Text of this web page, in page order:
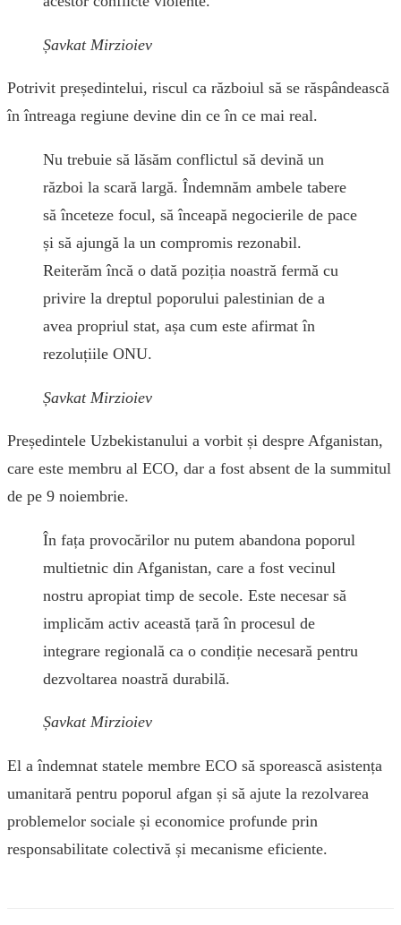
Șavkat Mirzioiev
Potrivit președintelui, riscul ca războiul să se răspândească
în întreaga regiune devine din ce în ce mai real.
Nu trebuie să lăsăm conflictul să devină un
război la scară largă. Îndemnăm ambele tabere
să înceteze focul, să înceapă negocierile de pace
și să ajungă la un compromis rezonabil.
Reiterăm încă o dată poziția noastră fermă cu
privire la dreptul poporului palestinian de a
avea propriul stat, așa cum este afirmat în
rezoluțiile ONU.
Șavkat Mirzioiev
Președintele Uzbekistanului a vorbit și despre Afganistan,
care este membru al ECO, dar a fost absent de la summitul
de pe 9 noiembrie.
În fața provocărilor nu putem abandona poporul
multietnic din Afganistan, care a fost vecinul
nostru apropiat timp de secole. Este necesar să
implicăm activ această țară în procesul de
integrare regională ca o condiție necesară pentru
dezvoltarea noastră durabilă.
Șavkat Mirzioiev
El a îndemnat statele membre ECO să sporească asistența
umanitară pentru poporul afgan și să ajute la rezolvarea
problemelor sociale și economice profunde prin
responsabilitate colectivă și mecanisme eficiente.